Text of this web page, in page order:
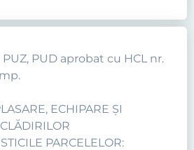
PUD aprobat cu HCL nr.
ECHIPARE ŞI
PARCELELOR: